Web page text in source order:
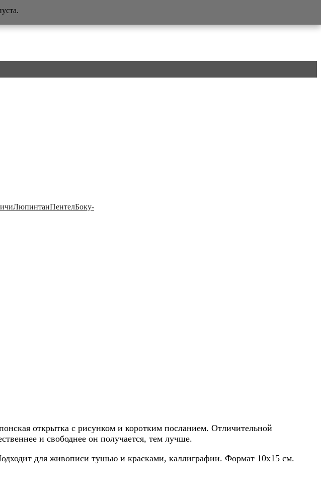
ЛюпинтанПентелБоку-
открытка с рисунком и коротким посланием. Отличительной
и свободнее он получается, тем лучше.
для живописи тушью и красками, каллиграфии. Формат 10x15 см.